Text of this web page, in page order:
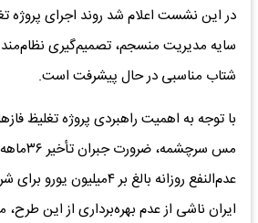
سایه مدیریت منسجم، تصمیم‌گیری نظام‌مند
شتاب مناسبی در حال پیشرفت است.
مس
عدم‌النفع روزانه بالغ بر
ایران ناشی از عدم بهره‌برداری از این طرح،